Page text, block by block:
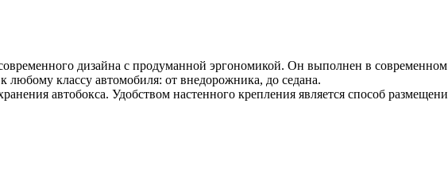
дизайна с продуманной эргономикой. Он выполнен в
любому классу автомобиля: от внедорожника, до седана.
автобокса. Удобством настенного крепления является способ